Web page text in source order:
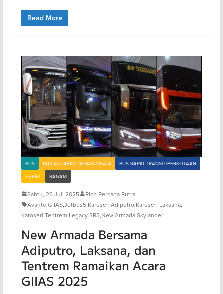
Read More
BUS BUS ANTARKOTA/PARIWISATA
BUS RAPID TRANSIT/PERKOTAAN
EVENT
RAGAM
Sabtu, 26 Juli 2025
Rico Perdana Putra
Avante,GIIAS,Jetbus5,Karoseri Adiputro,Karoseri Laksana,
Karoseri Tentrem,Legacy SR3,New Armada,Skylander
New Armada Bersama
Adiputro, Laksana, dan
Tentrem Ramaikan Acara
GIIAS 2025